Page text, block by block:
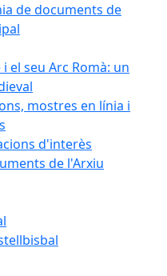
de documents de
el seu Arc Romà: un
mostres en línia i
d'interès
de l'Arxiu